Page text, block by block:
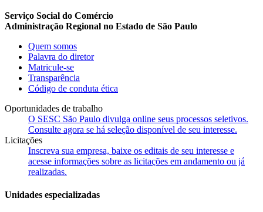
Serviço Social do Comércio
Administração Regional no Estado de São Paulo
Quem somos
Palavra do diretor
Matricule-se
Transparência
Código de conduta ética
Oportunidades de trabalho
O SESC São Paulo divulga online seus processos seletivos.
Consulte agora se há seleção disponível de seu interesse.
Licitações
Inscreva sua empresa, baixe os editais de seu interesse e
acesse informações sobre as licitações em andamento ou já
realizadas.
Unidades especializadas